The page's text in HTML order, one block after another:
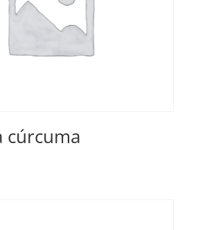
cúrcuma